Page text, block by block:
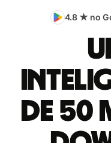
4.8 ★ no
de 50